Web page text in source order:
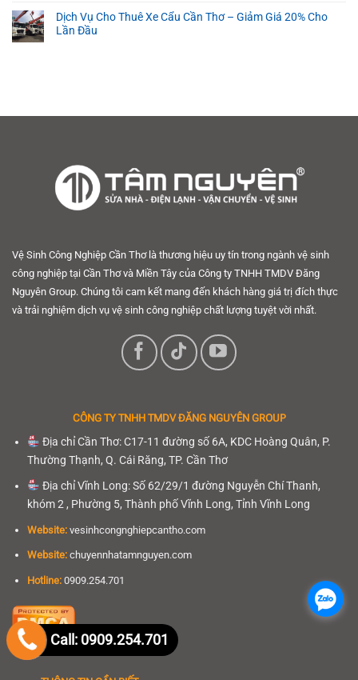
Dịch Vụ Cho Thuê Xe Cẩu Cần Thơ – Giảm Giá 20% Cho
Lần Đầu
Vệ Sinh Công Nghiệp Cần Thơ là thương hiệu uy tín trong ngành vệ sinh
công nghiệp tại Cần Thơ và Miền Tây của Công ty TNHH TMDV Đăng
Nguyên Group. Chúng tôi cam kết mang đến khách hàng giá trị đích thực
và trải nghiệm dịch vụ vệ sinh công nghiệp chất lượng tuyệt vời nhất.
CÔNG TY TNHH TMDV ĐĂNG NGUYÊN GROUP
Địa chỉ Cần Thơ: C17-11 đường số 6A, KDC Hoàng Quân, P.
Thường Thạnh, Q. Cái Răng, TP. Cần Thơ
Địa chỉ Vĩnh Long: Số 62/29/1 đường Nguyễn Chí Thanh,
khóm 2 , Phường 5, Thành phố Vĩnh Long, Tỉnh Vĩnh Long
Website: vesinhcongnghiepcantho.com
Website: chuyennhatamnguyen.com
Hotline: 0909.254.701
Call: 0909.254.701
.